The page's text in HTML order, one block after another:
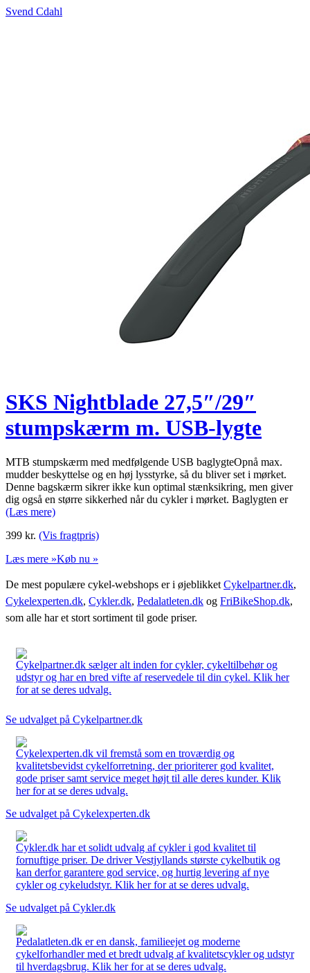
Svend Cdahl
SKS Nightblade 27,5″/29″
stumpskærm m. USB-lygte
MTB stumpskærm med medfølgende USB baglygteOpnå max.
mudder beskyttelse og en høj lysstyrke, så du bliver set i mørket.
Denne bagskærm sikrer ikke kun optimal stænksikring, men giver
dig også en større sikkerhed når du cykler i mørket. Baglygten er
(Læs mere)
399 kr. (Vis fragtpris)
Læs mere »Køb nu »
De mest populære cykel-webshops er i øjeblikket Cykelpartner.dk,
Cykelexperten.dk, Cykler.dk, Pedalatleten.dk og FriBikeShop.dk,
som alle har et stort sortiment til gode priser.
Cykelpartner.dk sælger alt inden for cykler, cykeltilbehør og
udstyr og har en bred vifte af reservedele til din cykel. Klik her
for at se deres udvalg.
Se udvalget på Cykelpartner.dk
Cykelexperten.dk vil fremstå som en troværdig og
kvalitetsbevidst cykelforretning, der prioriterer god kvalitet,
gode priser samt service meget højt til alle deres kunder. Klik
her for at se deres udvalg.
Se udvalget på Cykelexperten.dk
Cykler.dk har et solidt udvalg af cykler i god kvalitet til
fornuftige priser. De driver Vestjyllands største cykelbutik og
kan derfor garantere god service, og hurtig levering af nye
cykler og cykeludstyr. Klik her for at se deres udvalg.
Se udvalget på Cykler.dk
Pedalatleten.dk er en dansk, familieejet og moderne
cykelforhandler med et bredt udvalg af kvalitetscykler og udstyr
til hverdagsbrug. Klik her for at se deres udvalg.